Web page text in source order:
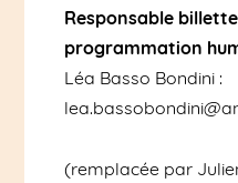
Responsable
programmation
Léa Basso Bondini :
(remplacée par